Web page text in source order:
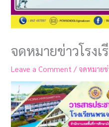
จดหมายข่าวโรง
Leave a Comment / จดหมายข่